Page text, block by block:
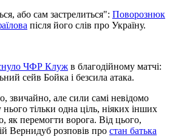
або сам застрелиться": Поворознюк
після його слів про Україну.
ЧФР Клуж в благодійному матчі:
сейв Бойка і безсила атака.
звичайно, але сили самі невідомо
нього тільки одна ціль, ніяких інших
як перемогти ворога. Від цього,
Вернидуб розповів про стан батька